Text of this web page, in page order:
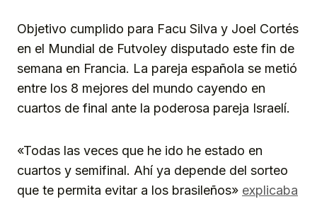
Objetivo cumplido para Facu Silva y Joel Cortés
en el Mundial de Futvoley disputado este fin de
semana en Francia. La pareja española se metió
entre los 8 mejores del mundo cayendo en
cuartos de final ante la poderosa pareja Israelí.
«Todas las veces que he ido he estado en
cuartos y semifinal. Ahí ya depende del sorteo
que te permita evitar a los brasileños» explicaba